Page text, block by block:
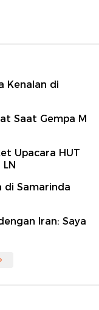
Kenalan di
Saat Gempa M
Upacara HUT
di Samarinda
Iran: Saya